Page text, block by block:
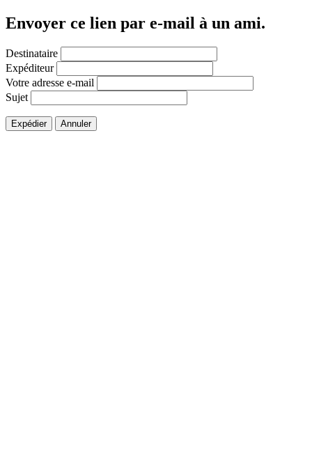
Envoyer ce lien par e-mail à un ami.
Destinataire
Expéditeur
Votre adresse e-mail
Sujet
Expédier Annuler